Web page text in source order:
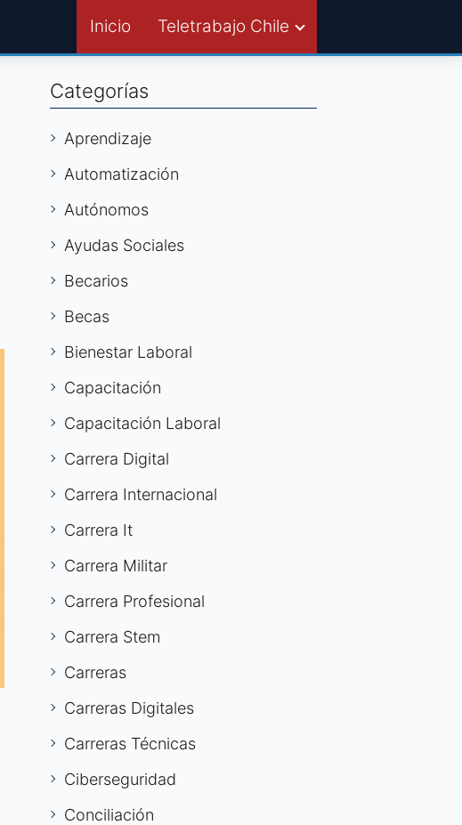
Inicio Teletrabajo Chile
Categorías
Aprendizaje
Automatización
Autónomos
Ayudas Sociales
Becarios
Becas
Bienestar Laboral
Capacitación
Capacitación Laboral
Carrera Digital
Carrera Internacional
Carrera It
Carrera Militar
Carrera Profesional
Carrera Stem
Carreras
Carreras Digitales
Carreras Técnicas
Ciberseguridad
Conciliación